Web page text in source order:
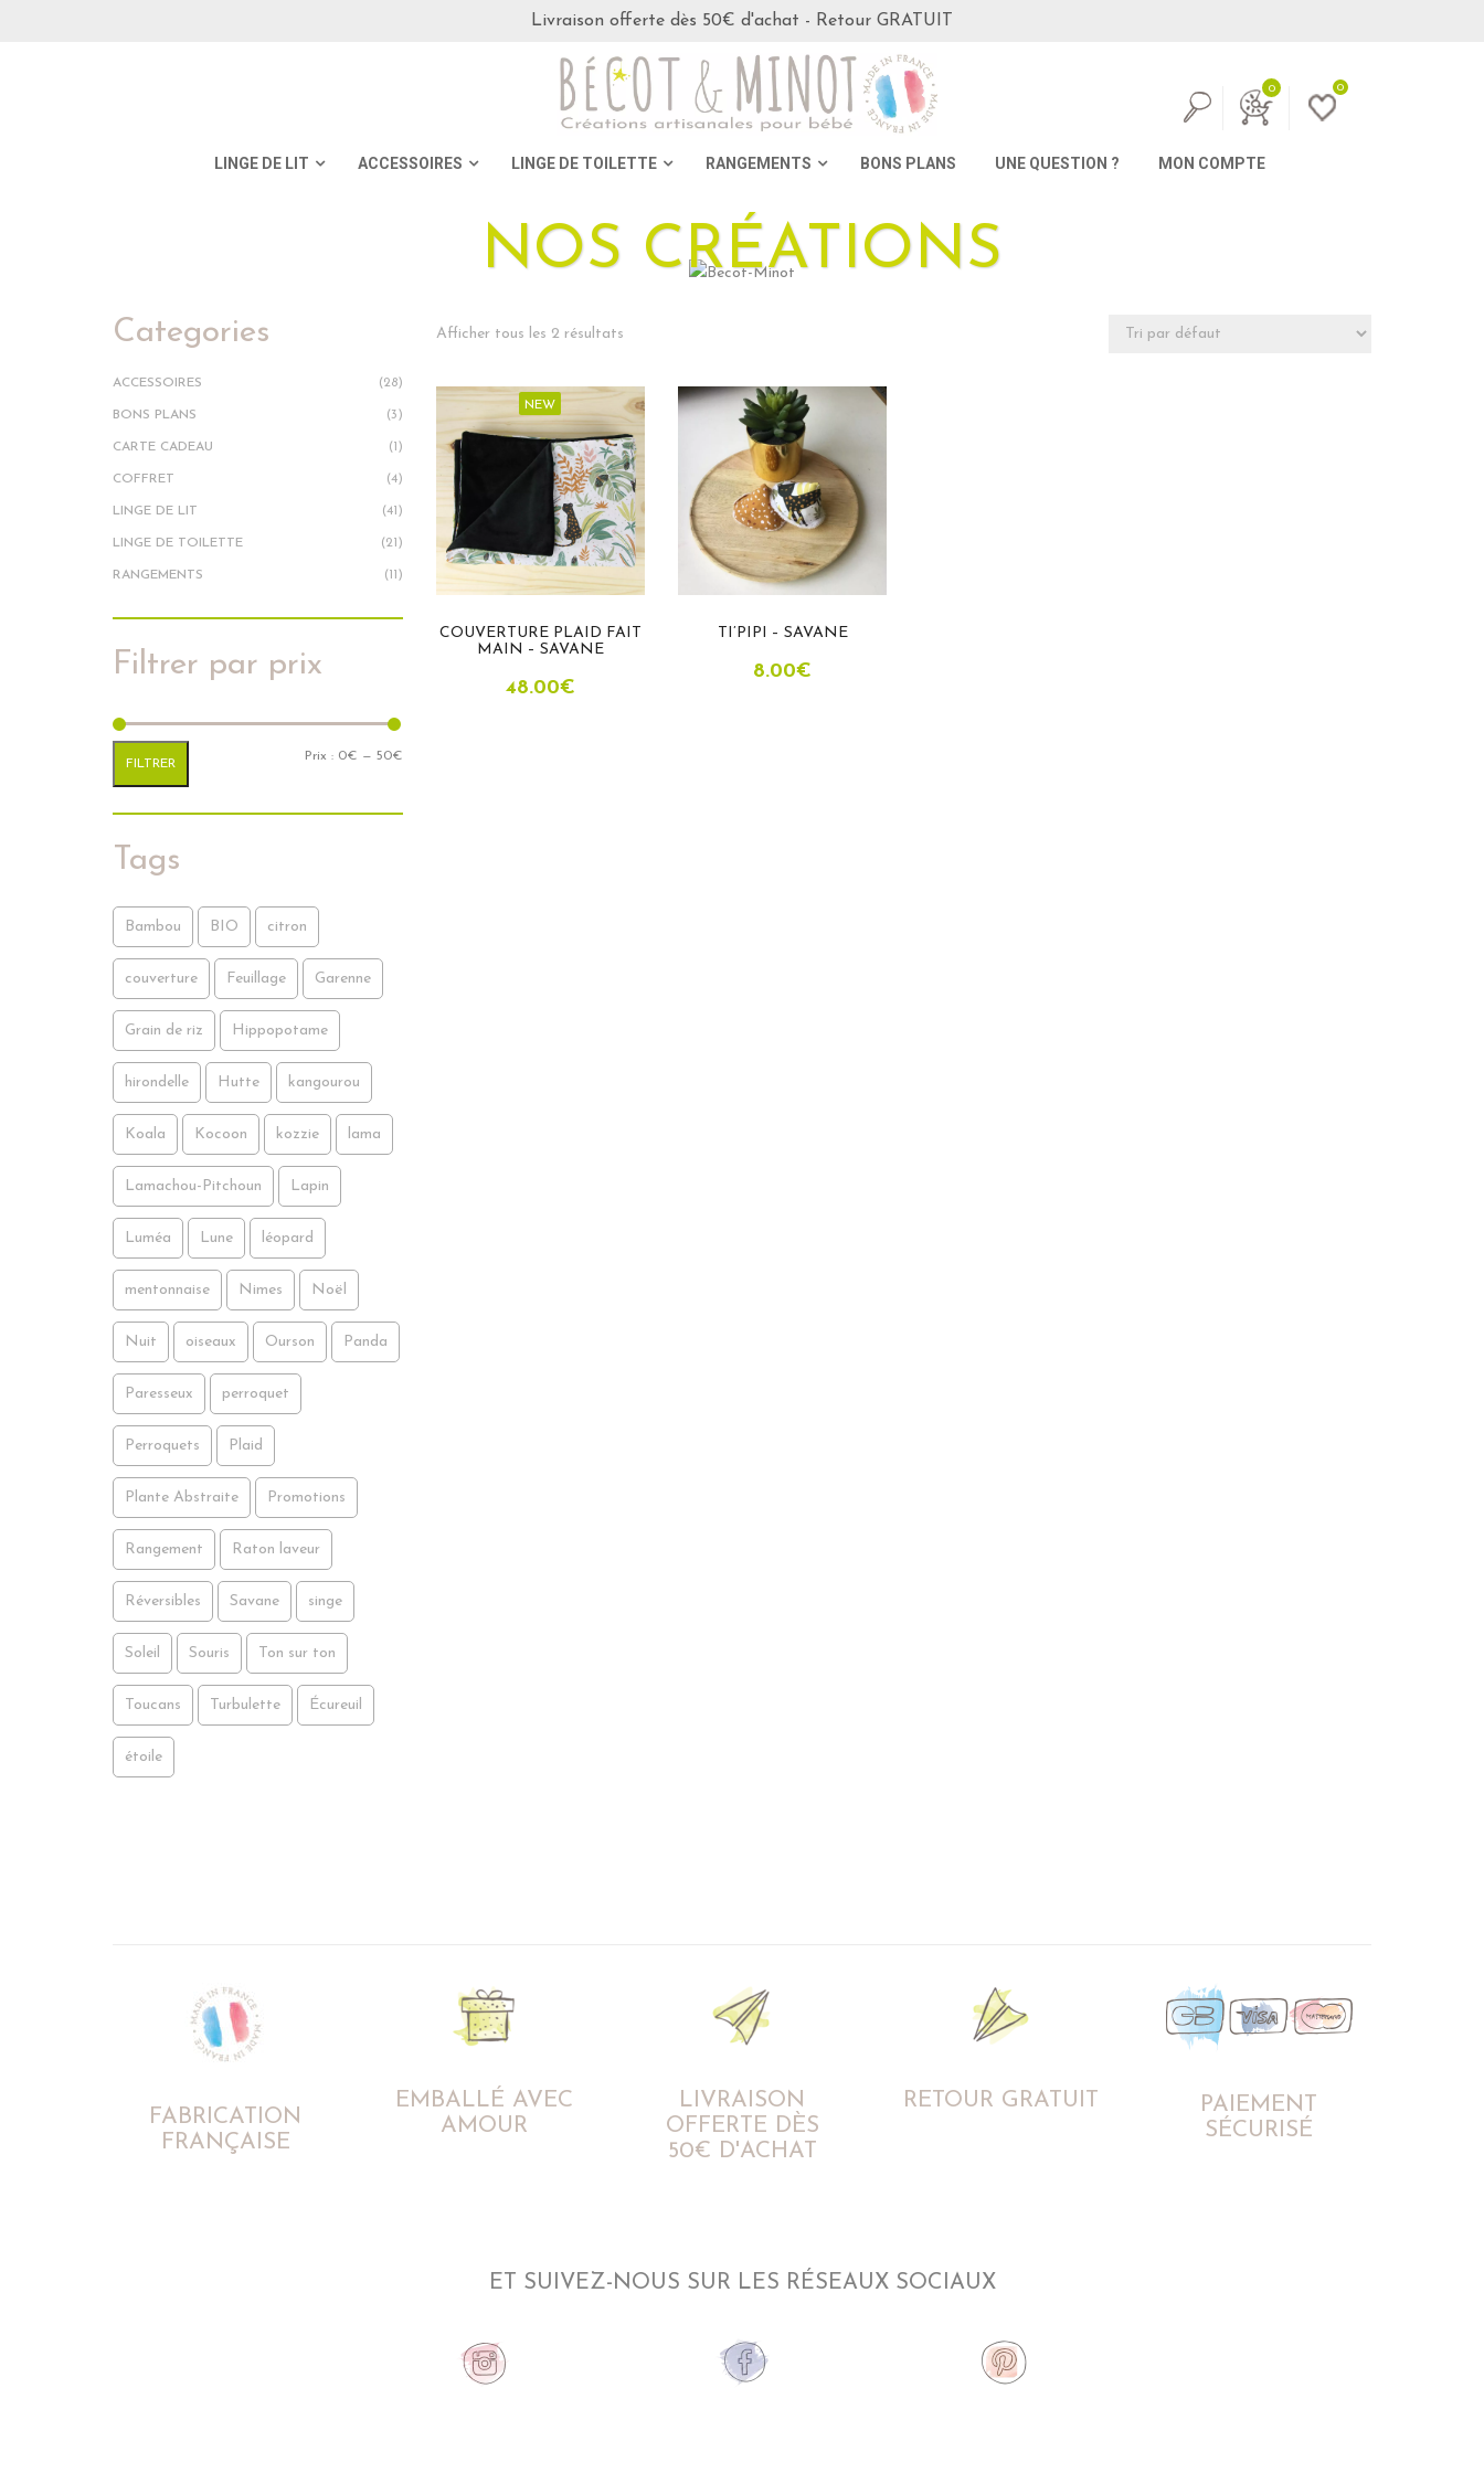
Livraison offerte dès 50€ d'achat - Retour GRATUIT
LINGE DE LIT ACCESSOIRES LINGE DE TOILETTE RANGEMENTS BONS PLANS UNE QUESTION ? MON COMPTE
0 0
NOS CRÉATIONS
Afficher tous les 2 résultats
NEW
COUVERTURE PLAID FAIT
MAIN – SAVANE
48.00€
TI’PIPI – SAVANE
8.00€
Categories
ACCESSOIRES (28)
BONS PLANS (3)
CARTE CADEAU (1)
COFFRET (4)
LINGE DE LIT (41)
LINGE DE TOILETTE (21)
RANGEMENTS (11)
Filtrer par prix
Prix min
Prix max
FILTRER
Prix : 0€ — 50€
Tags
Bambou BIO citron
couverture Feuillage Garenne
Grain de riz Hippopotame
hirondelle Hutte kangourou
Koala Kocoon kozzie lama
Lamachou-Pitchoun Lapin
Luméa Lune léopard
mentonnaise Nimes Noël
Nuit oiseaux Ourson Panda
Paresseux perroquet
Perroquets Plaid
Plante Abstraite Promotions
Rangement Raton laveur
Réversibles Savane singe
Soleil Souris Ton sur ton
Toucans Turbulette Écureuil
étoile
FABRICATION
FRANÇAISE
EMBALLÉ AVEC
AMOUR
LIVRAISON
OFFERTE DÈS
50€ D'ACHAT
RETOUR GRATUIT
PAIEMENT
SÉCURISÉ
ET SUIVEZ-NOUS SUR LES RÉSEAUX SOCIAUX